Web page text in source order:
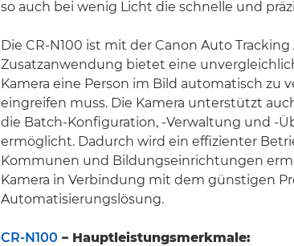
so auch bei wenig Licht die schnelle und
Die CR-N100 ist mit der Canon Auto Tracking
Zusatzanwendung bietet eine
Kamera eine Person im Bild automatisch zu
eingreifen muss. Die Kamera unterstützt
die Batch-Konfiguration, -Verwaltung und -
ermöglicht. Dadurch wird ein effizienter
Kommunen und Bildungseinrichtungen
Kamera in Verbindung mit dem günstigen
Automatisierungslösung.
CR-N100 – Hauptleistungsmerkmale: